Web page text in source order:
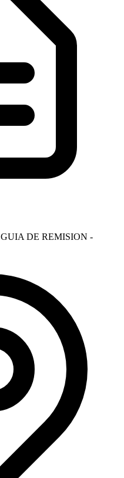
GUIA DE REMISION -